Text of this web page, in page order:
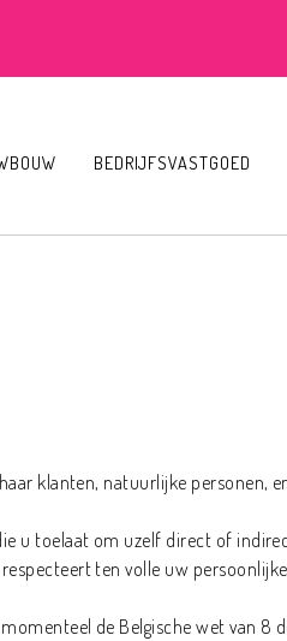
BEDRIJFSVASTGOED
klanten, natuurlijke
u toelaat om uzelf direct of
ten volle uw
de Belgische wet van 8